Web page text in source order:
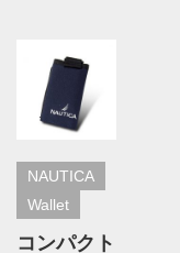
NAUTICA
Wallet
コンパクト